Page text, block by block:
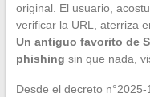
original. El usuario,
verificar la URL, aterriza
Un antiguo favorito de
phishing sin que nada,
Desde el decreto